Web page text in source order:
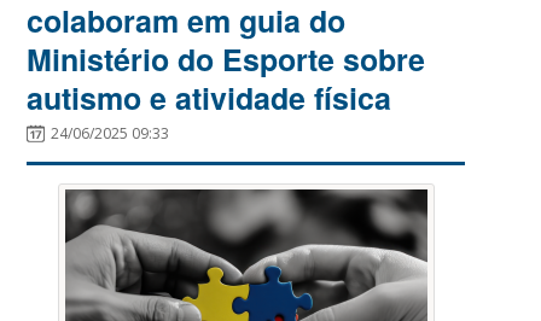
colaboram em guia do
Ministério do Esporte sobre
autismo e atividade física
24/06/2025 09:33